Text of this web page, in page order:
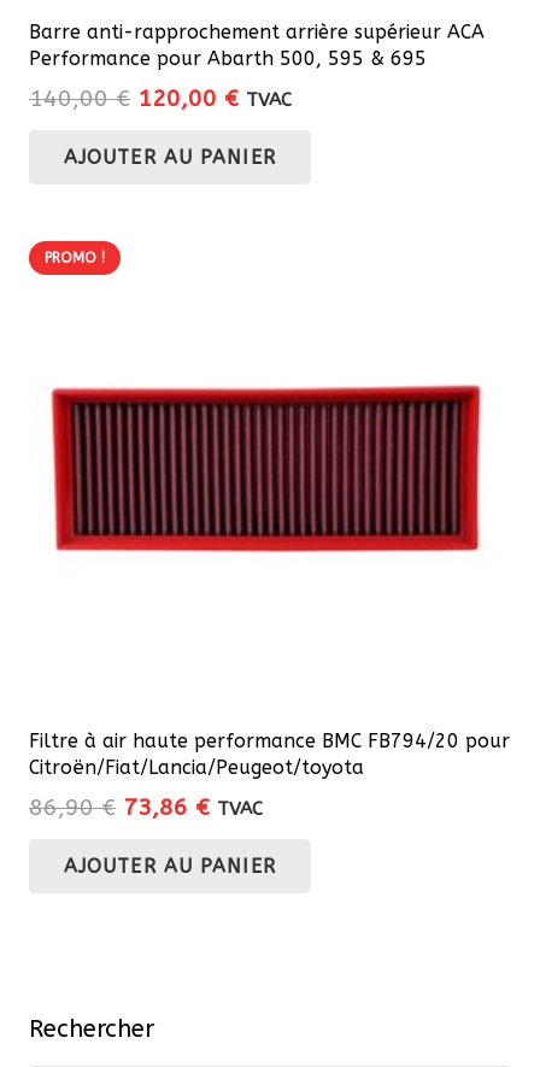
Barre anti-rapprochement arrière supérieur ACA
Performance pour Abarth 500, 595 & 695
140,00€ Le
initial
120,00 €Le
actuel
TVAC
AJOUTER AU PANIER
PROMO !
Filtre à air haute performance BMC FB794/20 pour
Citroën/Fiat/Lancia/Peugeot/toyota
86,90€ Le
initial
73,86 €Le
actuel
TVAC
AJOUTER AU PANIER
Rechercher